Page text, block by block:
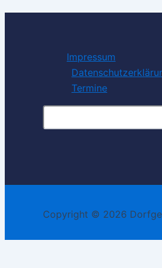
Impressum
Termine
Suchen
Copyright © 2026